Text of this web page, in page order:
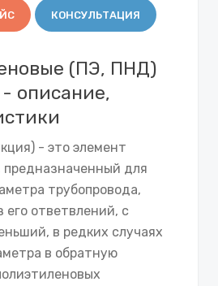
КОНСУЛЬТАЦИЯ
(ПЭ, ПНД)
описание,
- это элемент
предназначенный для
трубопровода,
его ответвлений, с
в редких случаях
в обратную